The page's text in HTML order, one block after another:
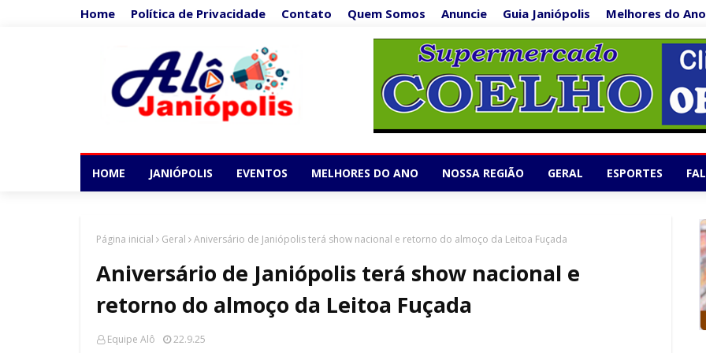
Home Política de Privacidade Contato Quem Somos Anuncie Guia Janiópolis Melhores do Ano
HOME JANIÓPOLIS EVENTOS MELHORES DO ANO NOSSA REGIÃO GERAL ESPORTES
Página inicial Geral Aniversário de Janiópolis terá show nacional e retorno do almoço da Leitoa Fuçada
Aniversário de Janiópolis terá show nacional e
retorno do almoço da Leitoa Fuçada
Equipe Alô 22.9.25